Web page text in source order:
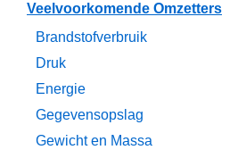
Veelvoorkomende Omzetters
Brandstofverbruik
Druk
Energie
Gegevensopslag
Gewicht en Massa